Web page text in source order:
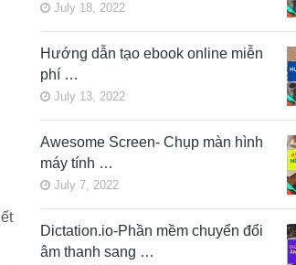
July 18, 2022
Hướng dẫn tạo ebook online miễn
phí …
July 13, 2022
Awesome Screen- Chụp màn hình
máy tính …
July 7, 2022
Dictation.io-Phần mềm chuyển đổi
âm thanh sang …